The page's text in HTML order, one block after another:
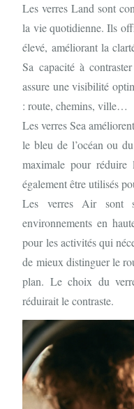
Les verres Land sont
la vie quotidienne. Ils
élevé, améliorant la
Sa capacité à
assure une visibilité
: route, chemins, ville…
Les verres Sea
le bleu de l’océan ou
maximale pour réduire
également être utilisés
Les verres Air sont
environnements en
pour les activités qui
de mieux distinguer le
plan. Le choix du
réduirait le contraste.